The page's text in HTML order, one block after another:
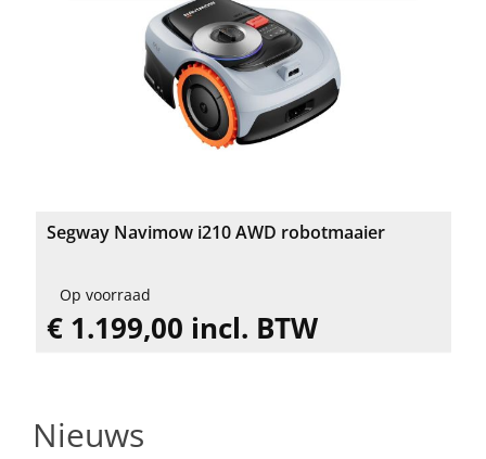
Segway Navimow i210 AWD robotmaaier
Op voorraad
€ 1.199,00 incl. BTW
Nieuws